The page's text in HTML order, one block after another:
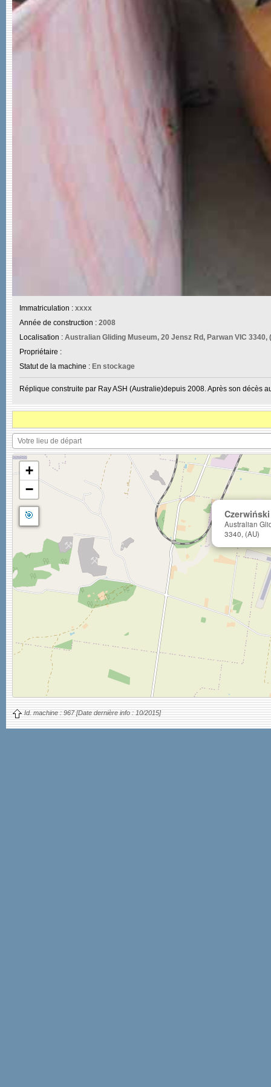
Immatriculation : xxxx
Année de construction : 2008
Localisation : Australian Gliding Museum, 20 Jensz Rd, Parwan VIC 3340,
Propriétaire :
Statut de la machine : En stockage
Réplique construite par Ray ASH (Australie)depuis 2008. Après son décès
Australian
3340, (AU)
+
−
🎯
Id. machine : 967 [Date dernière info : 10/2015]